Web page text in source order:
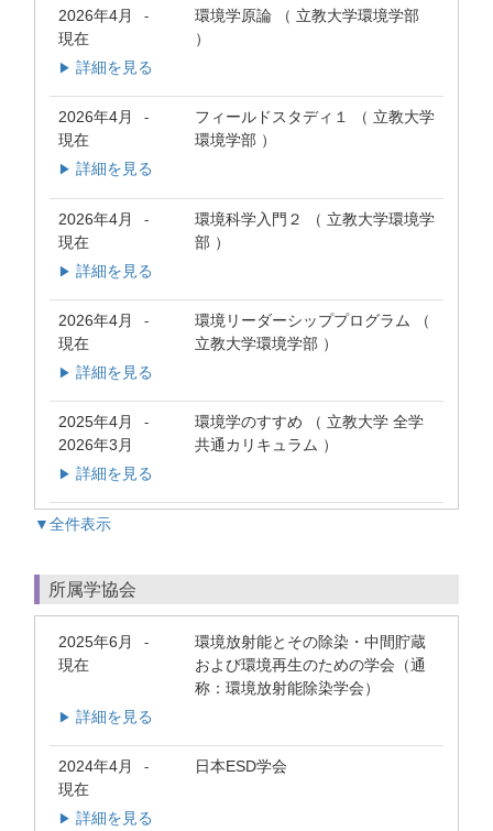
2026年4月 -
現在
環境学原論 （ 立教大学環境学部
）
▶ 詳細を見る
2026年4月 -
現在
フィールドスタディ１ （ 立教大学
環境学部 ）
▶ 詳細を見る
2026年4月 -
現在
環境科学入門２ （ 立教大学環境学
部 ）
▶ 詳細を見る
2026年4月 -
現在
環境リーダーシッププログラム （
立教大学環境学部 ）
▶ 詳細を見る
2025年4月 -
2026年3月
環境学のすすめ （ 立教大学 全学
共通カリキュラム ）
▶ 詳細を見る
▼全件表示
所属学協会
2025年6月 -
現在
環境放射能とその除染・中間貯蔵
および環境再生のための学会（通
称：環境放射能除染学会）
▶ 詳細を見る
2024年4月 -
現在
日本ESD学会
▶ 詳細を見る